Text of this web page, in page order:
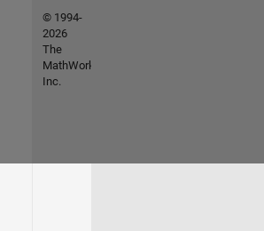
© 1994-
2026
The
MathWorks,
Inc.